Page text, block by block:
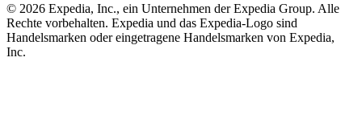
© 2026 Expedia, Inc., ein Unternehmen der Expedia Group. Alle
Rechte vorbehalten. Expedia und das Expedia-Logo sind
Handelsmarken oder eingetragene Handelsmarken von Expedia,
Inc.